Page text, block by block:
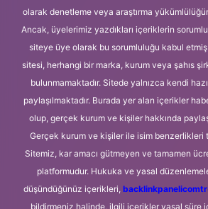
olarak denetleme veya araştırma
Ancak, üyelerimiz yazdıkları içeriklerin
siteye üye olarak bu sorumluluğu kabul etmiş
sitesi, herhangi bir marka, kurum veya şahıs
bulunmamaktadır. Sitede yalnızca kendi
paylaşılmaktadır. Burada yer alan içerikler
olup, gerçek kurum ve kişiler hakkında
Gerçek kurum ve kişiler ile isim benzerlikleri
Sitemiz, kar amacı gütmeyen ve tamamen
platformudur. Hukuka ve yasal
düşündüğünüz içerikleri,
bildirmeniz halinde, ilgili içerikler yasal süre